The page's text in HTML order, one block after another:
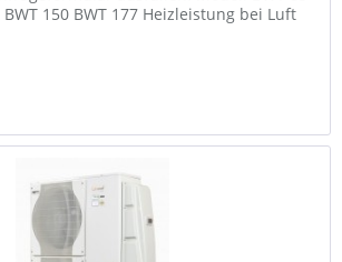
BWT 150 BWT 177 Heizleistung bei Luft